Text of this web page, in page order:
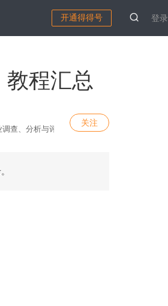
开通得得号 登录
程汇总
查、分析与评论。
关注